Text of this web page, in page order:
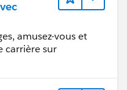
amusez-vous et
carrière sur